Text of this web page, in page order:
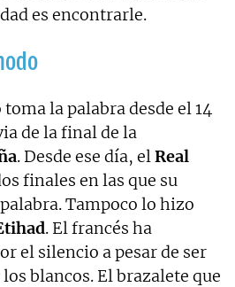
es encontrarle.
toma la palabra desde el 14
de la final de la
. Desde ese día, elReal
finales en las que su
Tampoco lo hizo
. El francés ha
el silencio a pesar de ser
blancos. El brazalete que